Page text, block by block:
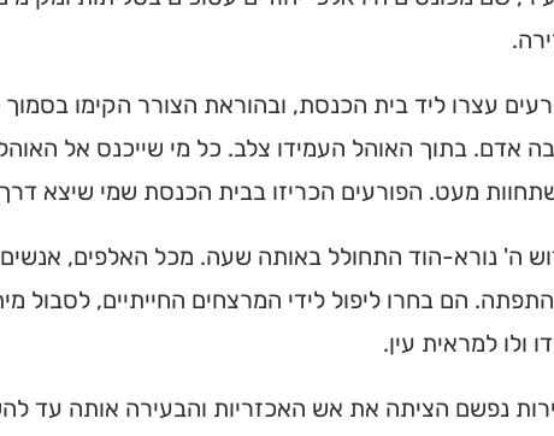
עצרו ליד בית הכנסת, ובהוראת הצורר הקימו
אדם. בתוך האוהל העמידו צלב. כל מי שייכנס אל
מעט. הפורעים הכריזו בבית הכנסת שמי שיצא
ה' נורא-הוד התחולל באותה שעה. מכל האלפים, אנשים
הם בחרו ליפול לידי המרצחים החייתיים, לסבול
ולו למראית עין.
נפשם הציתה את אש האכזריות והבעירה אותה עד